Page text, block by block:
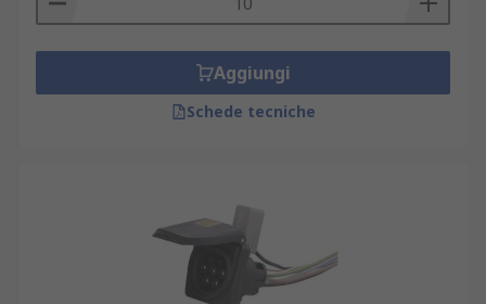
Aggiungi
Schede tecniche